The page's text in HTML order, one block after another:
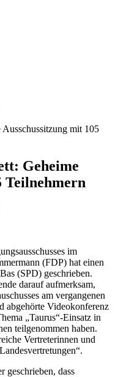
Geheime
Teilnehmern
im
(FDP) hat einen
(SPD) geschrieben.
darauf aufmerksam,
am vergangenen
abgehörte Videokonferenz
„Taurus“-Einsatz in
teilgenommen haben.
Vertreterinnen und
geschrieben, dass